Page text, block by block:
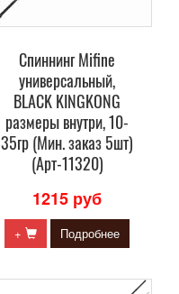
Спиннинг Mifine
универсальный,
BLACK KINGKONG
размеры внутри, 10-
35гр (Мин. заказ 5шт)
(Арт-11320)
1215 руб
+ Подробнее